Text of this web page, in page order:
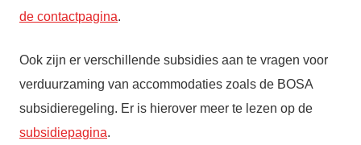
de contactpagina.
Ook zijn er verschillende subsidies aan te vragen voor
verduurzaming van accommodaties zoals de BOSA
subsidieregeling. Er is hierover meer te lezen op de
subsidiepagina.